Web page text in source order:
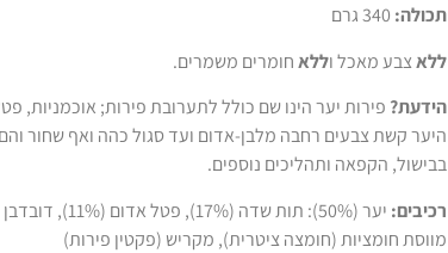
תכולה:
ללאצבע מאכל וללאחומרים משמרים.
הידעת? פירות יער הינו שם כולל לתערובת פירות; אוכמניות,
היער קשת צבעים רחבה מלבן-אדום ועד סגול כהה ואף שחור
בבישול, הקפאה ותהליכים נוספים.
רכיבים:
מווסת חומציות (חומצה ציטרית), מקריש (פקטין פירות)